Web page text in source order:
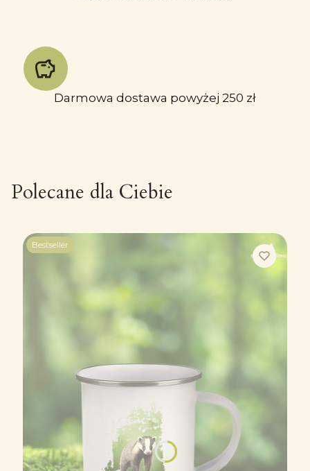
Darmowa dostawa powyżej 250 zł
Polecane dla Ciebie
Bestseller